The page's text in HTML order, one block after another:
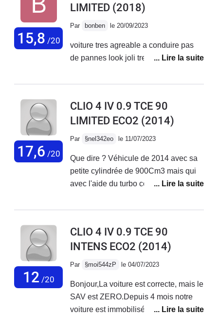
fabrication, on ne peux rien faire...Vente avec vice de
forme...La visibilité à l'arrière est très réduite et
l'ouverture du coffre est trop ressérée à mon goût.
J'aime tout de même sa simplicité et son électronique
peu envahissante.Je ne souhaite plus acheter Renault.
15,8 /20
LIMITED (2018)
Par bonben le 20/09/2023
voiture tres agreable a conduire pas
de pannes look joli tres satifait
17,6 /20
CLIO 4 IV 0.9 TCE 90
LIMITED ECO2 (2014)
Par §nel342eo le 11/07/2023
Que dire ? Véhicule de 2014 avec sa
petite cylindrée de 900Cm3 mais qui
avec l'aide du turbo comble sa petite
fiabilité RIEN A REDIRE !Pas de souci
futur prorio si vous le serez de vérifier
le niveau du LDR qui peut baisser car
une faiblesse au niceau du thermostat
d'eau qui avait tendance à fuire (joint
du boitier a eau qui vieilli mal).Si
12 /20
CLIO 4 IV 0.9 TCE 90
INTENS ECO2 (2014)
Par §moi544zP le 04/07/2023
Bonjour,La voiture est correcte, mais le
SAV est ZERO.Depuis 4 mois notre
voiture est immobilisée au garage pour